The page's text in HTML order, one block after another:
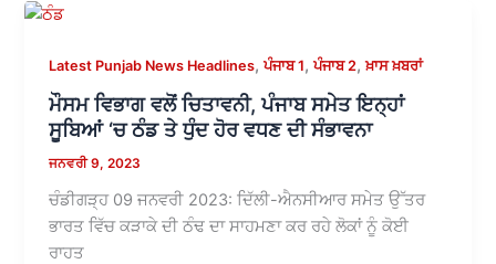
Latest Punjab News Headlines,ਪੰਜਾਬ 1,ਪੰਜਾਬ 2,ਖ਼ਾਸ ਖ਼ਬਰਾਂ
ਮੌਸਮ ਵਿਭਾਗ ਵਲੋਂ ਚਿਤਾਵਨੀ, ਪੰਜਾਬ ਸਮੇਤ ਇਨ੍ਹਾਂ
ਸੂਬਿਆਂ ‘ਚ ਠੰਡ ਤੇ ਧੁੰਦ ਹੋਰ ਵਧਣ ਦੀ ਸੰਭਾਵਨਾ
ਜਨਵਰੀ 9, 2023
ਚੰਡੀਗੜ੍ਹ 09 ਜਨਵਰੀ 2023: ਦਿੱਲੀ-ਐਨਸੀਆਰ ਸਮੇਤ ਉੱਤਰ
ਭਾਰਤ ਵਿੱਚ ਕੜਾਕੇ ਦੀ ਠੰਢ ਦਾ ਸਾਹਮਣਾ ਕਰ ਰਹੇ ਲੋਕਾਂ ਨੂੰ ਕੋਈ
ਰਾਹਤ